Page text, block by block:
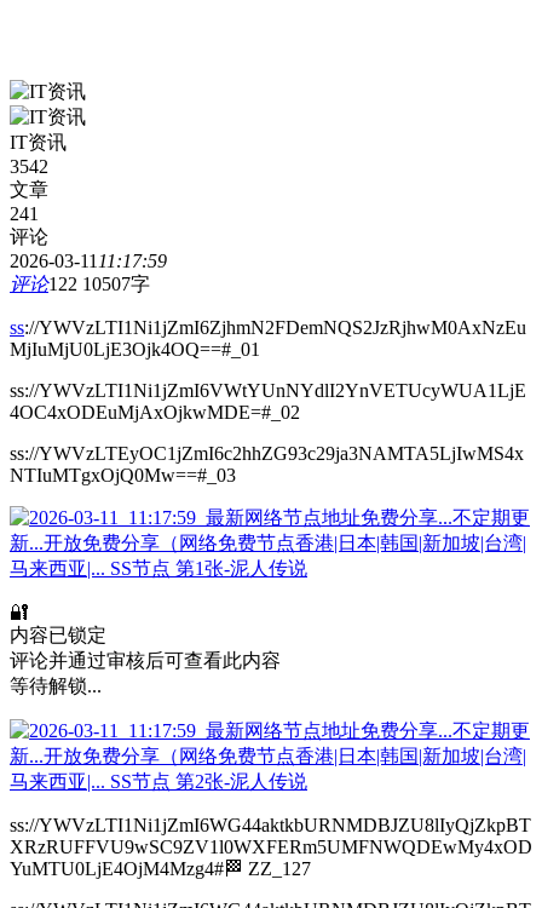
IT资讯
3542
文章
241
评论
2026-03-11 11:17:59
评论122 10507字
ss://YWVzLTI1Ni1jZmI6ZjhmN2FDemNQS2JzRjhwM0AxNzEu
MjIuMjU0LjE3Ojk4OQ==#_01
ss://YWVzLTI1Ni1jZmI6VWtYUnNYdlI2YnVETUcyWUA1LjE
4OC4xODEuMjAxOjkwMDE=#_02
ss://YWVzLTEyOC1jZmI6c2hhZG93c29ja3NAMTA5LjIwMS4x
NTIuMTgxOjQ0Mw==#_03
🔐
内容已锁定
评论并通过审核后可查看此内容
等待解锁...
ss://YWVzLTI1Ni1jZmI6WG44aktkbURNMDBJZU8lIyQjZkpBT
XRzRUFFVU9wSC9ZV1l0WXFERm5UMFNWQDEwMy4xOD
YuMTU0LjE4OjM4Mzg4#🏁 ZZ_127